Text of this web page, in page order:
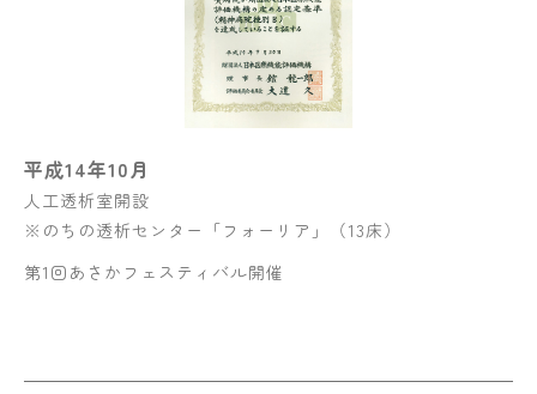
平成14年10月
人工透析室開設
※のちの透析センター「フォーリア」（13床）
第1回あさかフェスティバル開催